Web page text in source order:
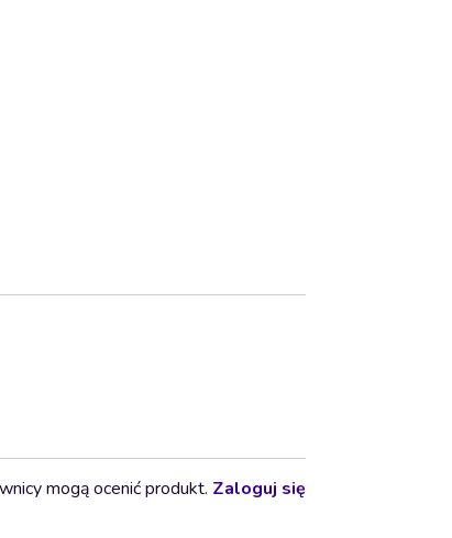
mogą ocenić produkt. Zaloguj się